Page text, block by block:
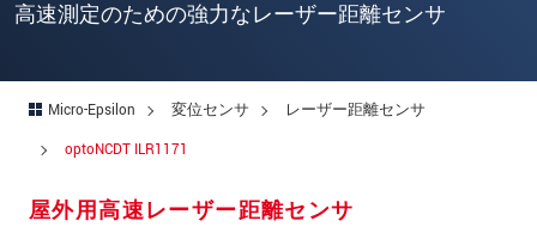
高速測定のための強力なレーザー距離センサ
Micro-Epsilon 変位センサ
レーザー距離センサ
optoNCDT ILR1171
屋外用高速レーザー距離センサ
郵便番号
所在地*
国*